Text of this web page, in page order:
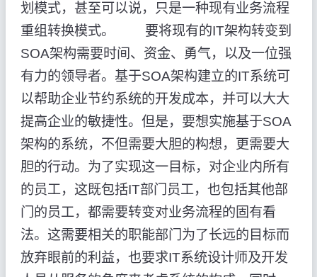
划模式，甚至可以说，只是一种现有业务流程
重组转换模式。 要将现有的IT架构转变到
SOA架构需要时间、资金、勇气，以及一位强
有力的领导者。基于SOA架构建立的IT系统可
以帮助企业节约系统的开发成本，并可以大大
提高企业的敏捷性。但是，要想实施基于SOA
架构的系统，不但需要大胆的构想，更需要大
胆的行动。为了实现这一目标，对企业内所有
的员工，这既包括IT部门员工，也包括其他部
门的员工，都需要转变对业务流程的固有看
法。这需要相关的职能部门为了长远的目标而
放弃眼前的利益，也要求IT系统设计师及开发